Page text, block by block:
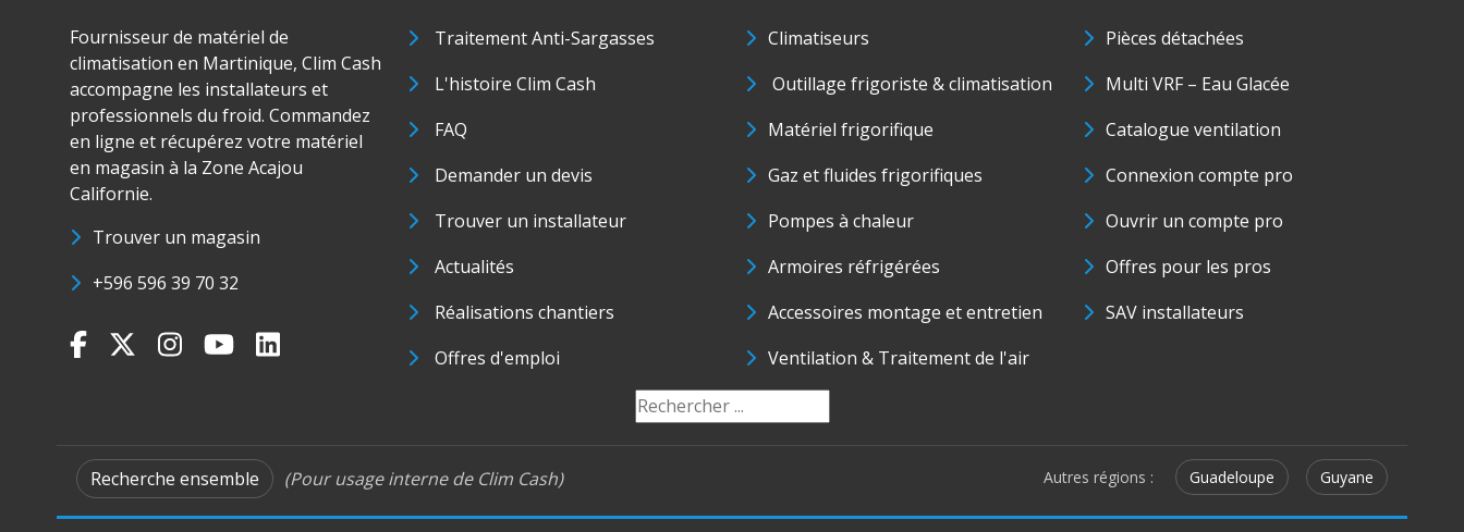
Fournisseur de matériel de
climatisation en Martinique, Clim Cash
accompagne les installateurs et
professionnels du froid. Commandez
en ligne et récupérez votre matériel
en magasin à la Zone Acajou
Californie.
Trouver un magasin
+596 596 39 70 32
Traitement Anti-Sargasses
L'histoire Clim Cash
FAQ
Demander un devis
Trouver un installateur
Actualités
Réalisations chantiers
Offres d'emploi
Climatiseurs
Outillage frigoriste & climatisation
Matériel frigorifique
Gaz et fluides frigorifiques
Pompes à chaleur
Armoires réfrigérées
Accessoires montage et entretien
Ventilation & Traitement de l'air
Pièces détachées
Multi VRF – Eau Glacée
Catalogue ventilation
Connexion compte pro
Ouvrir un compte pro
Offres pour les pros
SAV installateurs
Recherche ensemble (Pour usage interne de Clim Cash) Autres régions : Guadeloupe Guyane